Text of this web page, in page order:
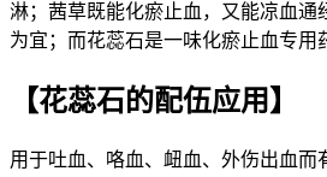
淋；茜草既能化瘀止血，又能凉血通
为宜；而花蕊石是一味化瘀止血专用
【花蕊石的配伍应用】
用于吐血、咯血、衄血、外伤出血而